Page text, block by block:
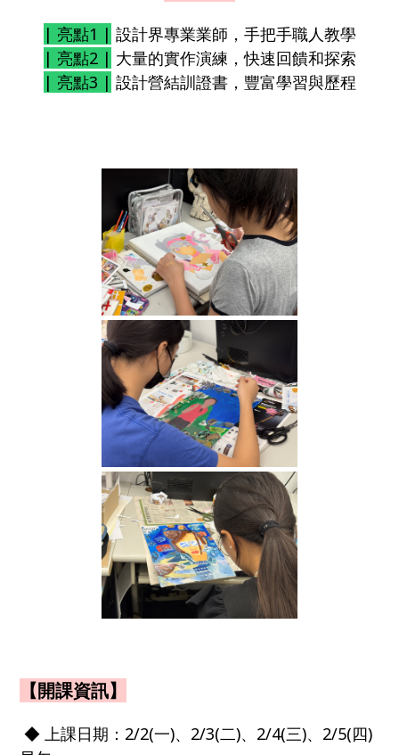
| 亮點1 | 設計界專業業師，手把手職人教學
| 亮點2 | 大量的實作演練，快速回饋和探索
| 亮點3 | 設計營結訓證書，豐富學習與歷程
【開課資訊】
◆ 上課日期：2/2(一)、2/3(二)、2/4(三)、2/5(四)